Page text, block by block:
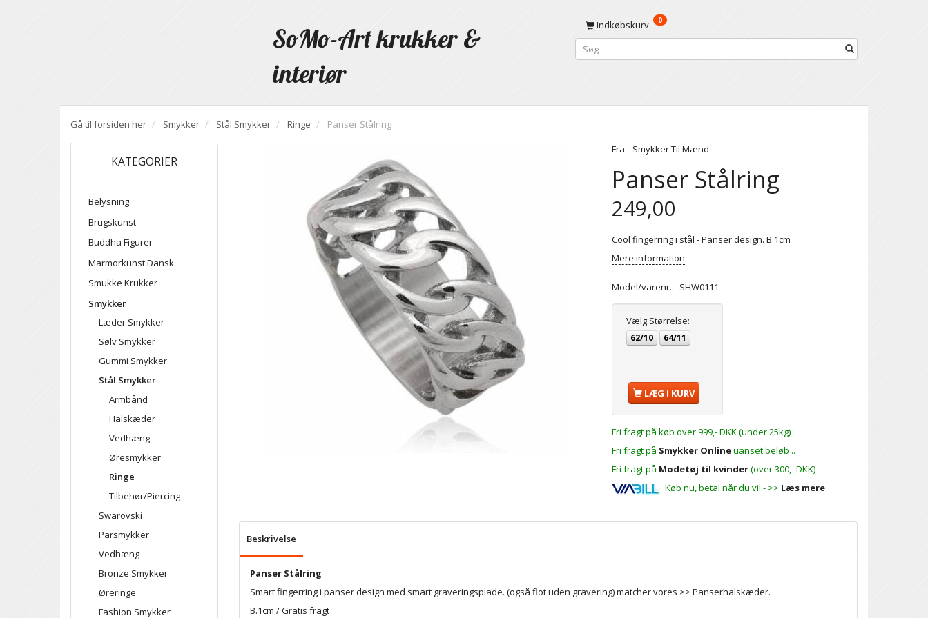
SoMo-Art krukker &
interiør
Indkøbskurv 0
Gå til forsiden her Smykker Stål Smykker Ringe Panser Stålring
KATEGORIER
Belysning
Brugskunst
Buddha Figurer
Marmorkunst Dansk
Smukke Krukker
Smykker
Læder Smykker
Sølv Smykker
Gummi Smykker
Stål Smykker
Armbånd
Halskæder
Vedhæng
Øresmykker
Ringe
Tilbehør/Piercing
Swarovski
Parsmykker
Vedhæng
Bronze Smykker
Øreringe
Fashion Smykker
Fra: Smykker Til Mænd
Panser Stålring
249,00
Cool fingerring i stål - Panser design. B.1cm
Mere information
Model/varenr.: SHW0111
Vælg Størrelse:
62/10 64/11
LÆG I KURV
Fri fragt på køb over 999,- DKK (under 25kg)
Fri fragt på Smykker Onlineuanset beløb ..
Fri fragt på Modetøj til kvinder(over 300,- DKK)
Køb nu, betal når du vil - >> Læs mere
Beskrivelse
Panser Stålring
Smart fingerring i panser design med smart graveringsplade. (også flot uden gravering) matcher vores >> Panserhalskæder.
B.1cm / Gratis fragt